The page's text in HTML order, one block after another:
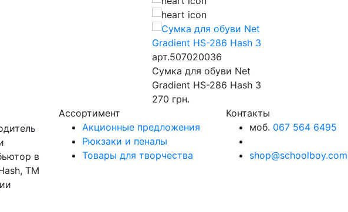
арт.507020036
Сумка для обуви Net
Gradient HS-286 Hash 3
270 грн.
в
ТМ
Ассортимент
Акционные предложения
Рюкзаки и пеналы
Товары для творчества
Контакты
моб. 067 564 6495